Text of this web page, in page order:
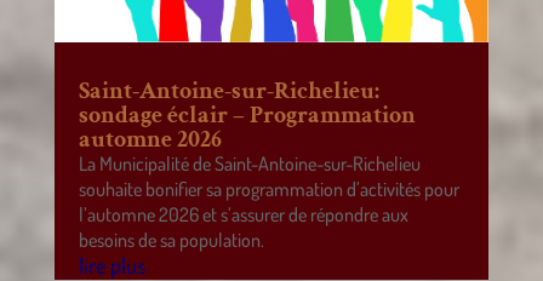
Saint-Antoine-sur-Richelieu:
sondage éclair – Programmation
automne 2026
La Municipalité de Saint-Antoine-sur-Richelieu
souhaite bonifier sa programmation d’activités pour
l’automne 2026 et s’assurer de répondre aux
besoins de sa population.
lire plus